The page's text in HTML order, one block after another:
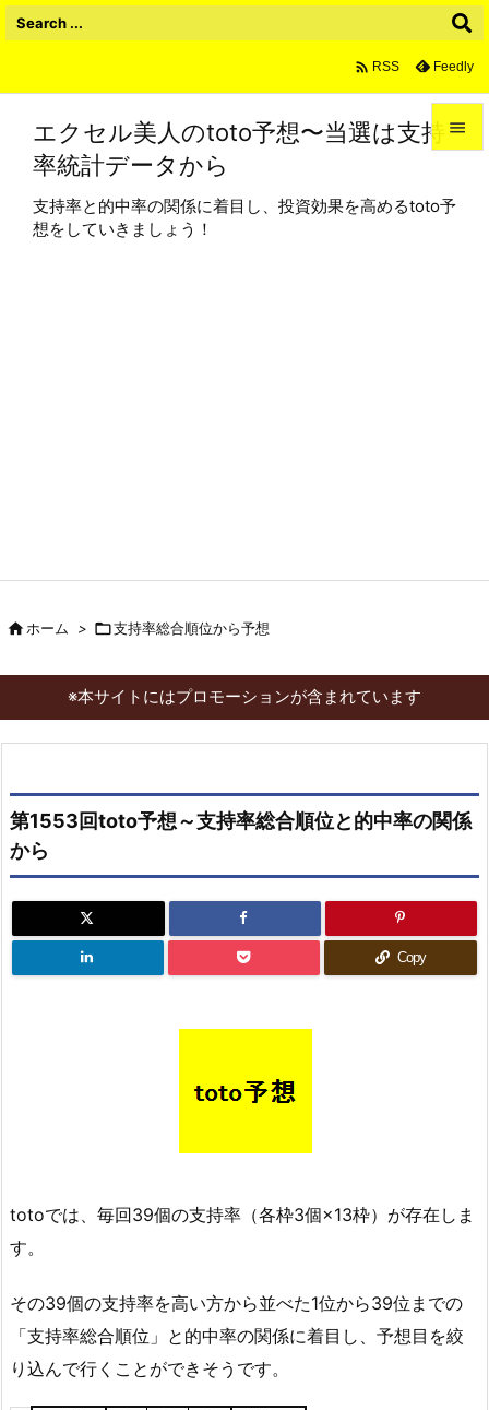
エクセル美人のtoto予想〜当選は支持
率統計データから
支持率と的中率の関係に着目し、投資効果を高めるtoto予
想をしていきましょう！

メニュ
 RSS Feedly
ホーム > 支持率総合順位から予想
※本サイトにはプロモーションが含まれています
第1553回toto予想～支持率総合順位と的中率の関係
から
Copy
totoでは、毎回39個の支持率（各枠3個×13枠）が存在しま
す。
その39個の支持率を高い方から並べた1位から39位までの
「支持率総合順位」と的中率の関係に着目し、予想目を絞
り込んで行くことができそうです。